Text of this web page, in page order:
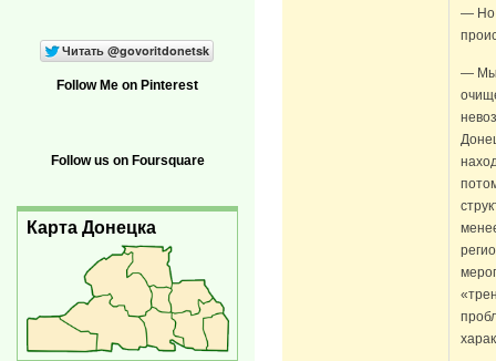
— Но
— Мы
Follow Me on Pinterest
Follow us on Foursquare
Карта Донецка